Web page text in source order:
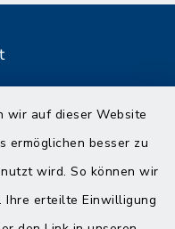
wir auf dieser Website
ermöglichen besser zu
wird. So können wir
Ihre erteilte Einwilligung